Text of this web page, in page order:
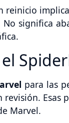
reinicio
significa
para las
Esas
Marvel.